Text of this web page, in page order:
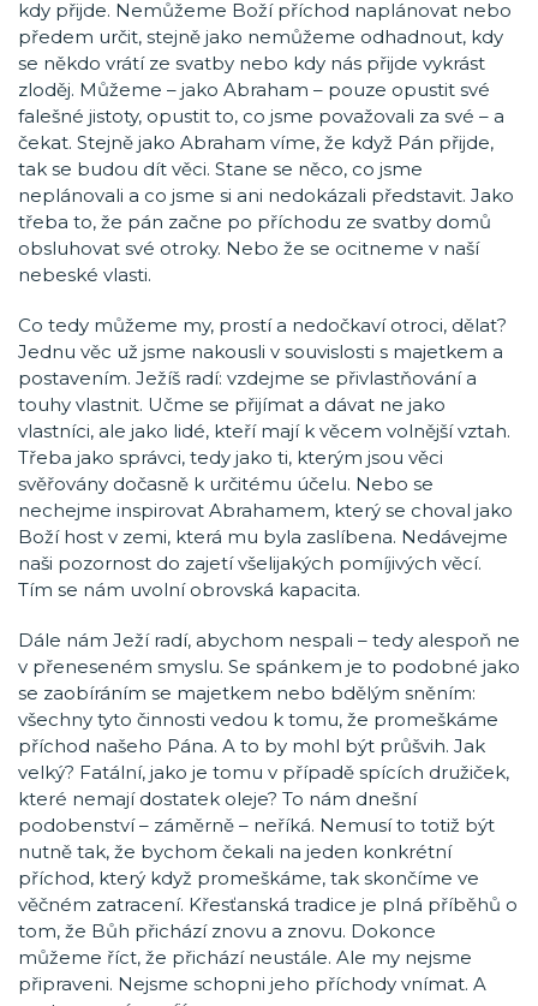
kdy přijde. Nemůžeme Boží příchod naplánovat nebo
předem určit, stejně jako nemůžeme odhadnout, kdy
se někdo vrátí ze svatby nebo kdy nás přijde vykrást
zloděj. Můžeme – jako Abraham – pouze opustit své
falešné jistoty, opustit to, co jsme považovali za své – a
čekat. Stejně jako Abraham víme, že když Pán přijde,
tak se budou dít věci. Stane se něco, co jsme
neplánovali a co jsme si ani nedokázali představit. Jako
třeba to, že pán začne po příchodu ze svatby domů
obsluhovat své otroky. Nebo že se ocitneme v naší
nebeské vlasti.
Co tedy můžeme my, prostí a nedočkaví otroci, dělat?
Jednu věc už jsme nakousli v souvislosti s majetkem a
postavením. Ježíš radí: vzdejme se přivlastňování a
touhy vlastnit. Učme se přijímat a dávat ne jako
vlastníci, ale jako lidé, kteří mají k věcem volnější vztah.
Třeba jako správci, tedy jako ti, kterým jsou věci
svěřovány dočasně k určitému účelu. Nebo se
nechejme inspirovat Abrahamem, který se choval jako
Boží host v zemi, která mu byla zaslíbena. Nedávejme
naši pozornost do zajetí všelijakých pomíjivých věcí.
Tím se nám uvolní obrovská kapacita.
Dále nám Ježí radí, abychom nespali – tedy alespoň ne
v přeneseném smyslu. Se spánkem je to podobné jako
se zaobíráním se majetkem nebo bdělým sněním:
všechny tyto činnosti vedou k tomu, že promeškáme
příchod našeho Pána. A to by mohl být průšvih. Jak
velký? Fatální, jako je tomu v případě spících družiček,
které nemají dostatek oleje? To nám dnešní
podobenství – záměrně – neříká. Nemusí to totiž být
nutně tak, že bychom čekali na jeden konkrétní
příchod, který když promeškáme, tak skončíme ve
věčném zatracení. Křesťanská tradice je plná příběhů o
tom, že Bůh přichází znovu a znovu. Dokonce
můžeme říct, že přichází neustále. Ale my nejsme
připraveni. Nejsme schopni jeho příchody vnímat. A